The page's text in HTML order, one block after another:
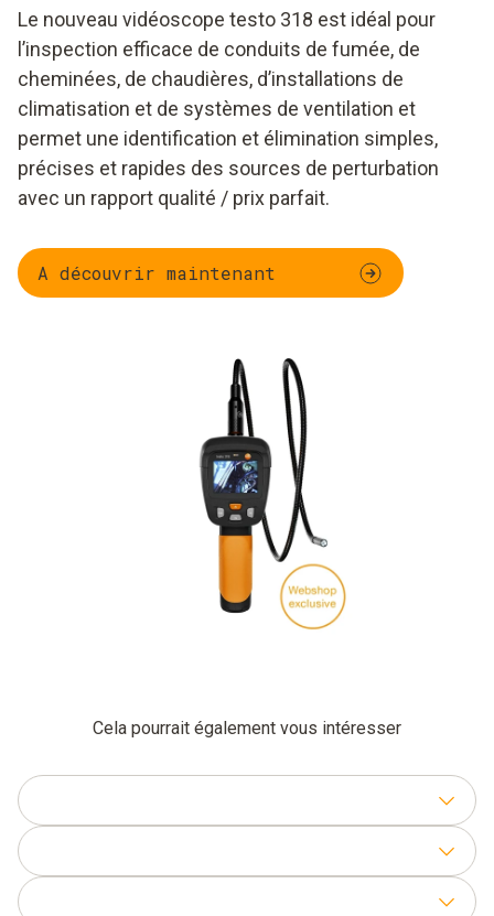
Le nouveau vidéoscope testo 318 est idéal pour
l’inspection efficace de conduits de fumée, de
cheminées, de chaudières, d’installations de
climatisation et de systèmes de ventilation et
permet une identification et élimination simples,
précises et rapides des sources de perturbation
avec un rapport qualité / prix parfait.
A découvrir maintenant
Cela pourrait également vous intéresser